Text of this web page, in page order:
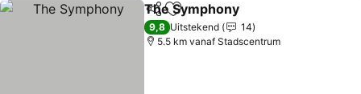
DelenToevoegen aan favorieten
The Symphony
9,8 Uitstekend
14
5.5 km vanaf Stadscentrum